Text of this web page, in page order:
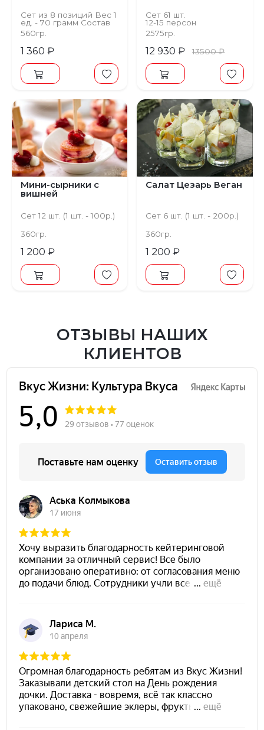
Сет из 8 позиций Вес 1
ед. - 70 грамм Состав
Тесто на пирожки,
шпинат, сыр
560гр.
1 360 ₽
Сет 61 шт.
12-15 персон
2575гр.
12 930 ₽ 13500 ₽
Мини-сырники с
вишней
Сет 12 шт. (1 шт. - 100р.)
360гр.
1 200 ₽
Салат Цезарь Веган
Сет 6 шт. (1 шт. - 200р.)
360гр.
1 200 ₽
ОТЗЫВЫ НАШИХ
КЛИЕНТОВ